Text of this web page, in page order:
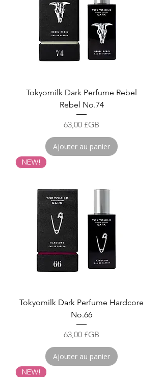
Tokyomilk Dark Perfume Rebel
Rebel No.74
Prix
63,00 £GB
Ajouter au panier
NEW!
Tokyomilk Dark Perfume Hardcore
No.66
Prix
63,00 £GB
Ajouter au panier
NEW!